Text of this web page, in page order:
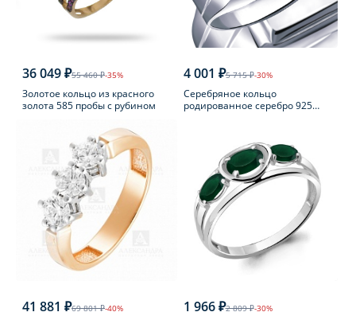
36 049 ₽55 460 ₽-35%
Золотое кольцо из красного
золота 585 пробы с рубином
4 001 ₽5 715 ₽-30%
Серебряное кольцо
родированное серебро 925
41 881 ₽69 801 ₽-40% 1 966 ₽2 809 ₽-30%